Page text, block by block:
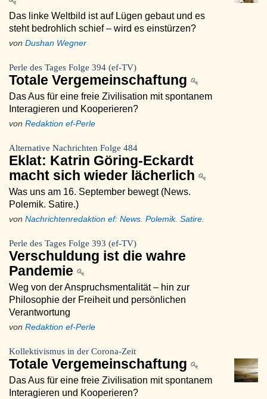
Das linke Weltbild ist auf Lügen gebaut und es
steht bedrohlich schief – wird es einstürzen?
von Dushan Wegner
Perle des Tages Folge 394 (ef-TV)
Totale Vergemeinschaftung
Das Aus für eine freie Zivilisation mit spontanem
Interagieren und Kooperieren?
von Redaktion ef-Perle
Alternative Nachrichten Folge 484
Eklat: Katrin Göring-Eckardt
macht sich wieder lächerlich
Was uns am 16. September bewegt (News.
Polemik. Satire.)
von Nachrichtenredaktion ef: News. Polemik. Satire.
Perle des Tages Folge 393 (ef-TV)
Verschuldung ist die wahre
Pandemie
Weg von der Anspruchsmentalität – hin zur
Philosophie der Freiheit und persönlichen
Verantwortung
von Redaktion ef-Perle
Kollektivismus in der Corona-Zeit
Totale Vergemeinschaftung
Das Aus für eine freie Zivilisation mit spontanem
Interagieren und Kooperieren?